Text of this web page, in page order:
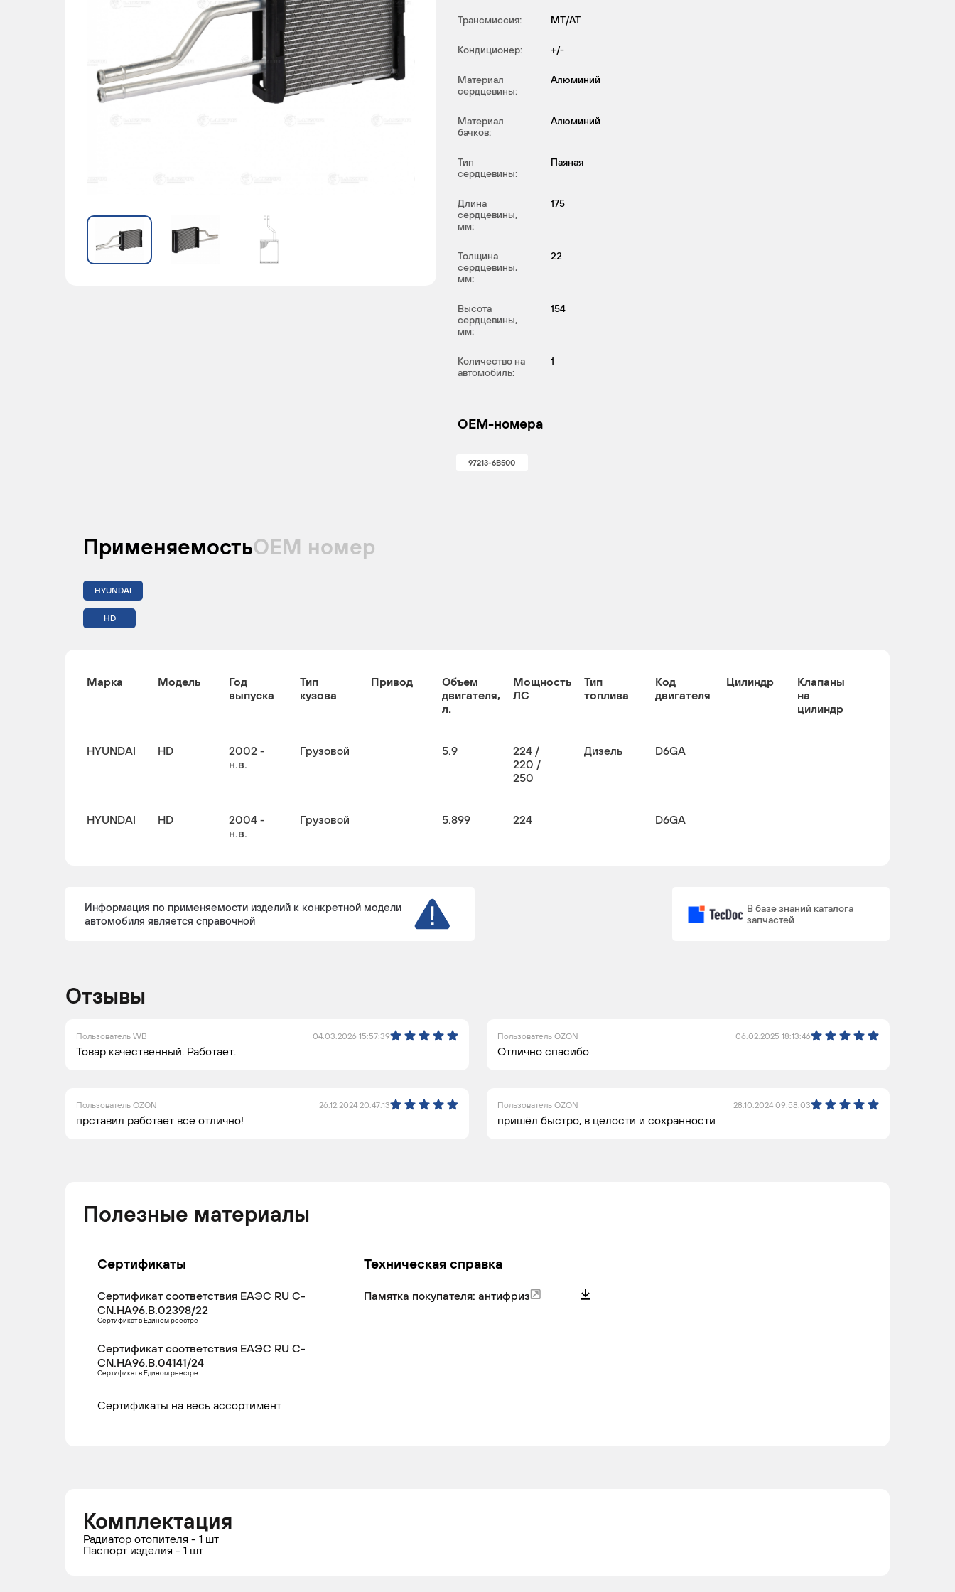
Трансмиссия: MT/AT
Кондиционер: +/-
Материал
сердцевины:
Алюминий
Материал
бачков:
Алюминий
Тип
сердцевины:
Паяная
Длина
сердцевины,
мм:
175
Толщина
сердцевины,
мм:
22
Высота
сердцевины,
мм:
154
Количество на
автомобиль:
1
OEM-номера
97213-6B500
ПрименяемостьОЕМ номер
HYUNDAI
HD
Марка Модель
Год
выпуска
Тип
кузова
Привод
Объем
двигателя,
л.
Мощность
ЛС
Тип
топлива
Код
двигателя
Цилиндр
Клапаны
на
цилиндр
HYUNDAI HD
2002 -
н.в.
Грузовой 5.9
224 /
220 /
250
Дизель D6GA
HYUNDAI HD
2004 -
н.в.
Грузовой 5.899 224 D6GA
Информация по применяемости изделий к конкретной модели
автомобиля является справочной
В базе знаний каталога
запчастей
Отзывы
Пользователь WB 04.03.2026 15:57:39
Товар качественный. Работает.
Пользователь OZON 06.02.2025 18:13:46
Отлично спасибо
Пользователь OZON 26.12.2024 20:47:13
прставил работает все отлично!
Пользователь OZON 28.10.2024 09:58:03
пришёл быстро, в целости и сохранности
Полезные материалы
Сертификаты
Сертификат соответствия ЕАЭС RU С-
CN.НА96.В.02398/22
Сертификат в Едином реестре
Сертификат соответствия ЕАЭС RU С-
CN.НА96.В.04141/24
Сертификат в Едином реестре
Сертификаты на весь ассортимент
Техническая справка
Памятка покупателя: антифриз
Комплектация
Радиатор отопителя - 1 шт
Паспорт изделия - 1 шт